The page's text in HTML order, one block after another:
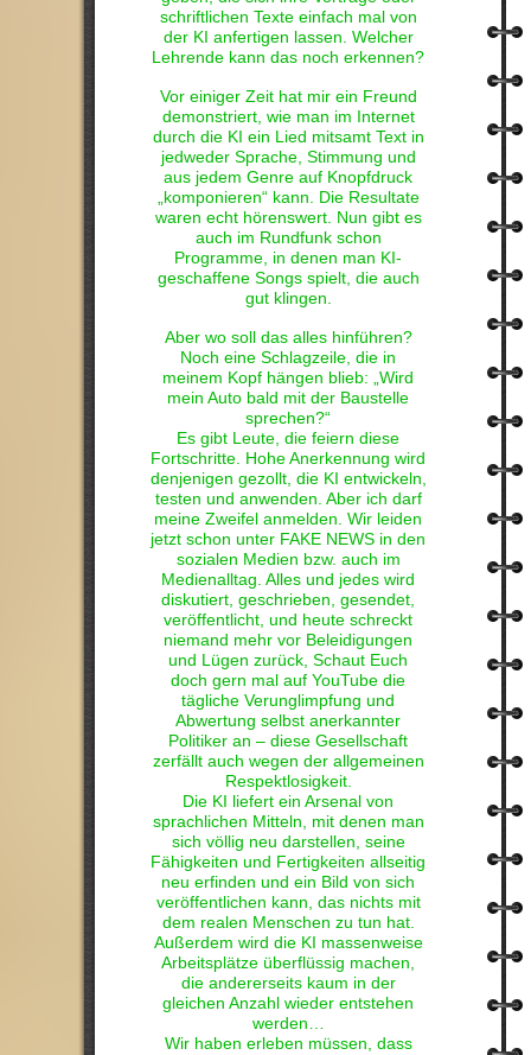
schriftlichen Texte einfach mal von
der KI anfertigen lassen. Welcher
Lehrende kann das noch erkennen?
Vor einiger Zeit hat mir ein Freund
demonstriert, wie man im Internet
durch die KI ein Lied mitsamt Text in
jedweder Sprache, Stimmung und
aus jedem Genre auf Knopfdruck
„komponieren“ kann. Die Resultate
waren echt hörenswert. Nun gibt es
auch im Rundfunk schon
Programme, in denen man KI-
geschaffene Songs spielt, die auch
gut klingen.
Aber wo soll das alles hinführen?
Noch eine Schlagzeile, die in
meinem Kopf hängen blieb: „Wird
mein Auto bald mit der Baustelle
sprechen?“
Es gibt Leute, die feiern diese
Fortschritte. Hohe Anerkennung wird
denjenigen gezollt, die KI entwickeln,
testen und anwenden. Aber ich darf
meine Zweifel anmelden. Wir leiden
jetzt schon unter FAKE NEWS in den
sozialen Medien bzw. auch im
Medienalltag. Alles und jedes wird
diskutiert, geschrieben, gesendet,
veröffentlicht, und heute schreckt
niemand mehr vor Beleidigungen
und Lügen zurück, Schaut Euch
doch gern mal auf YouTube die
tägliche Verunglimpfung und
Abwertung selbst anerkannter
Politiker an – diese Gesellschaft
zerfällt auch wegen der allgemeinen
Respektlosigkeit.
Die KI liefert ein Arsenal von
sprachlichen Mitteln, mit denen man
sich völlig neu darstellen, seine
Fähigkeiten und Fertigkeiten allseitig
neu erfinden und ein Bild von sich
veröffentlichen kann, das nichts mit
dem realen Menschen zu tun hat.
Außerdem wird die KI massenweise
Arbeitsplätze überflüssig machen,
die andererseits kaum in der
gleichen Anzahl wieder entstehen
werden…
Wir haben erleben müssen, dass